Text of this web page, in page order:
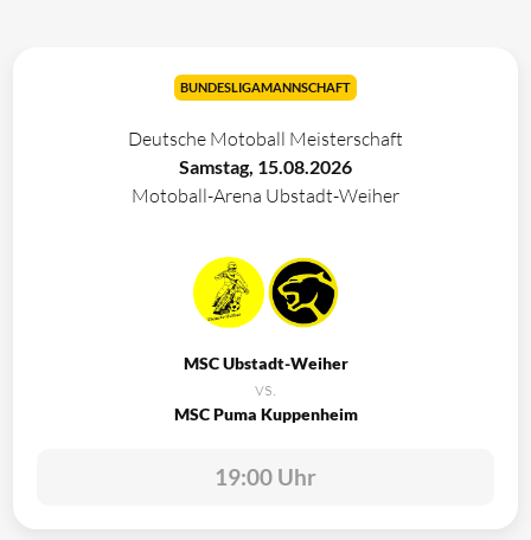
BUNDESLIGAMANNSCHAFT
Deutsche Motoball Meisterschaft
Samstag, 15.08.2026
Motoball-Arena Ubstadt-Weiher
MSC Ubstadt-Weiher
vs.
MSC Puma Kuppenheim
19:00 Uhr